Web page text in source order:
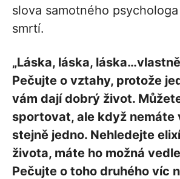
slova samotného
smrtí.
„Láska, láska,
Pečujte o vztahy, protože
vám dají dobrý život.
sportovat, ale když nemáte
stejně jedno. Nehledejte
života, máte ho možná
Pečujte o toho druhého víc